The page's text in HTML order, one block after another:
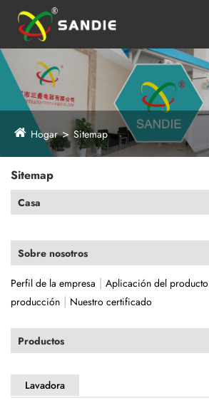
Hogar Sitemap
Sitemap
Casa
Sobre nosotros
Perfil de la empresa | Aplicación del producto
producción | Nuestro certificado
Productos
Lavadora